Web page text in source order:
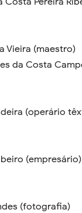
Vieira (maestro)
da Costa
(operário
(empresário)
(fotografia)